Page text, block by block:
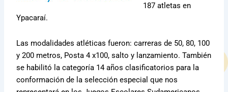
187 atletas en
Ypacaraí.
Las modalidades atléticas fueron: carreras de 50, 80, 100
y 200 metros, Posta 4 x100, salto y lanzamiento. También
se habilitó la categoría 14 años clasificatorios para la
conformación de la selección especial que nos